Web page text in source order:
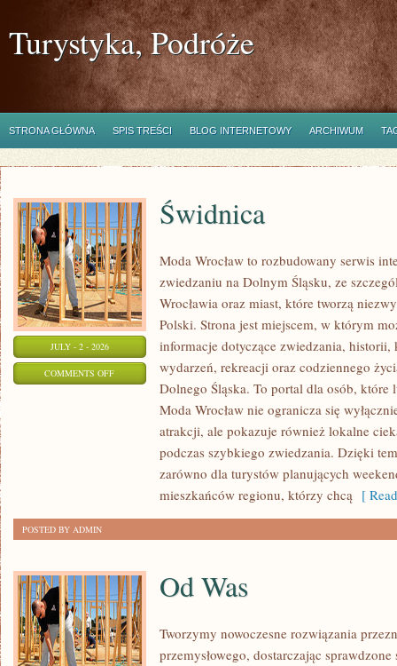
Turystyka, Podróże
STRONA GŁÓWNA SPIS TREŚCI BLOG INTERNETOWY ARCHIWUM
JULY - 2 - 2026
COMMENTS OFFON
Świdnica
Moda Wrocław to rozbudowany serwis
zwiedzaniu na Dolnym Śląsku, ze
Wrocławia oraz miast, które tworzą
Polski. Strona jest miejscem, w którym
informacje dotyczące zwiedzania,
wydarzeń, rekreacji oraz codziennego
Dolnego Śląska. To portal dla osób, które
Moda Wrocław nie ogranicza się
atrakcji, ale pokazuje również lokalne
podczas szybkiego zwiedzania. Dzięki
zarówno dla turystów planujących
mieszkańców regionu, którzy chcą [
POSTED BY ADMIN
Od Was
Tworzymy nowoczesne rozwiązania
przemysłowego, dostarczając